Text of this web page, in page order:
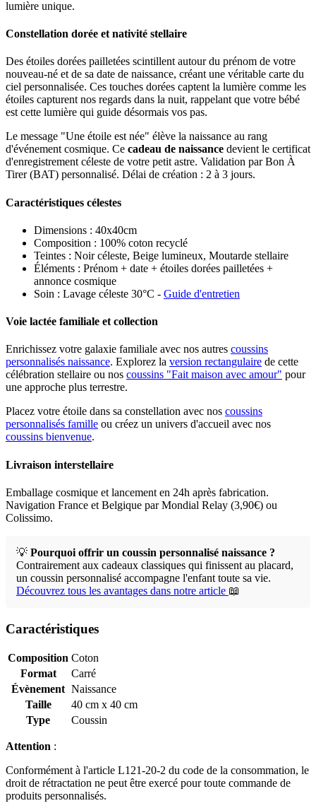
lumière unique.
Constellation dorée et nativité stellaire
Des étoiles dorées pailletées scintillent autour du prénom de votre
nouveau-né et de sa date de naissance, créant une véritable carte du
ciel personnalisée. Ces touches dorées captent la lumière comme les
étoiles capturent nos regards dans la nuit, rappelant que votre bébé
est cette lumière qui guide désormais vos pas.
Le message "Une étoile est née" élève la naissance au rang
d'événement cosmique. Ce cadeau de naissance devient le certificat
d'enregistrement céleste de votre petit astre. Validation par Bon À
Tirer (BAT) personnalisé. Délai de création : 2 à 3 jours.
Caractéristiques célestes
Dimensions : 40x40cm
Composition : 100% coton recyclé
Teintes : Noir céleste, Beige lumineux, Moutarde stellaire
Éléments : Prénom + date + étoiles dorées pailletées +
annonce cosmique
Soin : Lavage céleste 30°C - Guide d'entretien
Voie lactée familiale et collection
Enrichissez votre galaxie familiale avec nos autres coussins
personnalisés naissance. Explorez la version rectangulaire de cette
célébration stellaire ou nos coussins "Fait maison avec amour" pour
une approche plus terrestre.
Placez votre étoile dans sa constellation avec nos coussins
personnalisés famille ou créez un univers d'accueil avec nos
coussins bienvenue.
Livraison interstellaire
Emballage cosmique et lancement en 24h après fabrication.
Navigation France et Belgique par Mondial Relay (3,90€) ou
Colissimo.
💡 Pourquoi offrir un coussin personnalisé naissance ?
Contrairement aux cadeaux classiques qui finissent au placard,
un coussin personnalisé accompagne l'enfant toute sa vie.
Découvrez tous les avantages dans notre article 📖
Caractéristiques
Composition Coton
Format
Carré
Évènement Naissance
Taille
40 cm x 40 cm
Type
Coussin
Attention :
Conformément à l'article L121-20-2 du code de la consommation, le
droit de rétractation ne peut être exercé pour toute commande de
produits personnalisés.